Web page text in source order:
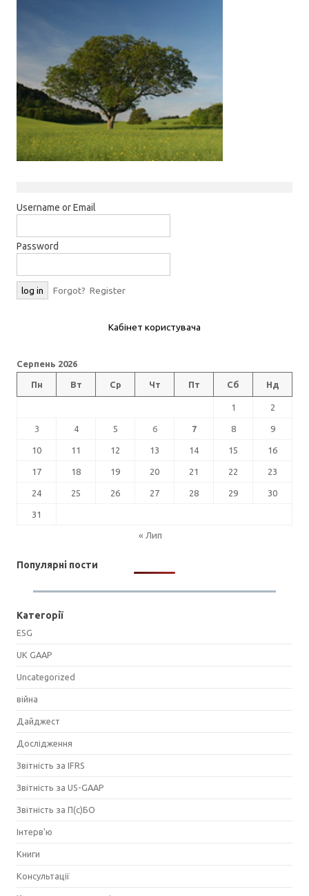
Username or Email
Password
Forgot? Register
Кабінет користувача
Серпень 2026
Пн Вт Ср Чт Пт Сб Нд
1 2
3 4 5 6 7 8 9
10 11 12 13 14 15 16
17 18 19 20 21 22 23
24 25 26 27 28 29 30
31
« Лип
Популярні пости
Категорії
ESG
UK GAAP
Uncategorized
війна
Дайджест
Дослідження
Звітність за IFRS
Звітність за US-GAAP
Звітність за П(с)БО
Інтерв'ю
Книги
Консультації